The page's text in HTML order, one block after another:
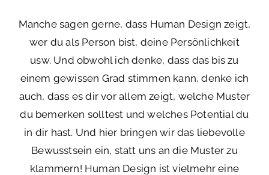
Manche sagen gerne, dass Human Design zeigt,
wer du als Person bist, deine Persönlichkeit
usw. Und obwohl ich denke, dass das bis zu
einem gewissen Grad stimmen kann, denke ich
auch, dass es dir vor allem zeigt, welche Muster
du bemerken solltest und welches Potential du
in dir hast. Und hier bringen wir das liebevolle
Bewusstsein ein, statt uns an die Muster zu
klammern! Human Design ist vielmehr eine